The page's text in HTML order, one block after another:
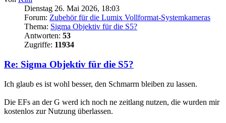
Dienstag 26. Mai 2026, 18:03
Forum: Zubehör für die Lumix Vollformat-Systemkameras
Thema: Sigma Objektiv für die S5?
Antworten: 53
Zugriffe: 11934
Re: Sigma Objektiv für die S5?
Ich glaub es ist wohl besser, den Schmarrn bleiben zu lassen.
Die EFs an der G werd ich noch ne zeitlang nutzen, die wurden mir
kostenlos zur Nutzung überlassen.